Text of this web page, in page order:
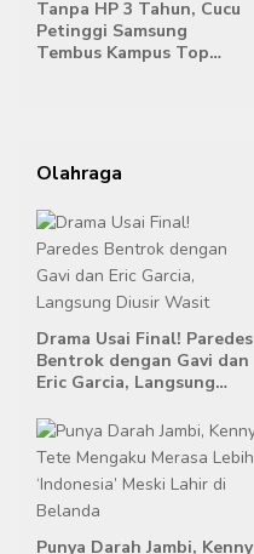
Tanpa HP 3 Tahun, Cucu
Petinggi Samsung
Tembus Kampus Top
Olahraga
Drama Usai Final! Paredes
Bentrok dengan Gavi dan
Eric Garcia, Langsung
Punya Darah Jambi, Kenny